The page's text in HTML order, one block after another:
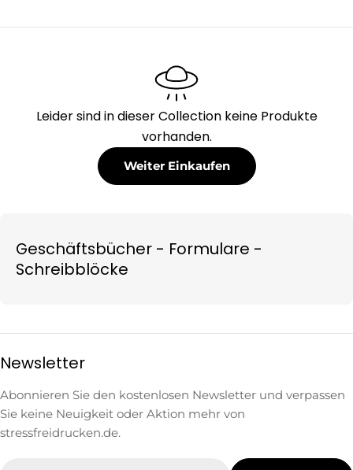
Leider sind in dieser Collection keine Produkte
vorhanden.
Weiter Einkaufen
Geschäftsbücher - Formulare -
Schreibblöcke
Newsletter
Abonnieren Sie den kostenlosen Newsletter und verpassen
Sie keine Neuigkeit oder Aktion mehr von
stressfreidrucken.de.